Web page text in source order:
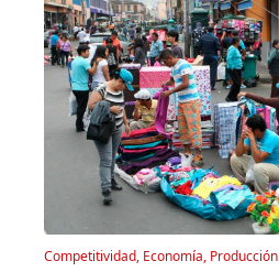
Competitividad, Economía, Producción